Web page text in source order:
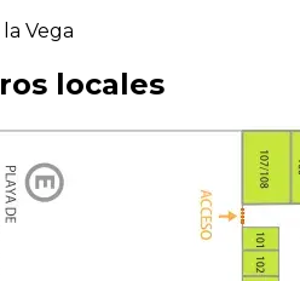
Vega
locales